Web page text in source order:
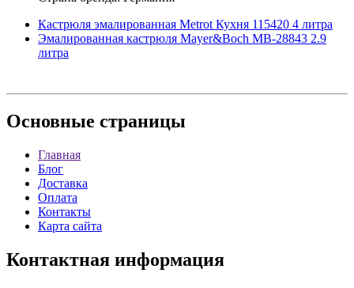
Кастрюля эмалированная Metrot Кухня 115420 4 литра
Эмалированная кастрюля Mayer&Boch MB-28843 2.9
литра
Основные страницы
Главная
Блог
Доставка
Оплата
Контакты
Карта сайта
Контактная информация